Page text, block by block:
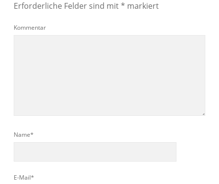
Erforderliche Felder sind mit* markiert
Kommentar
Name*
E-Mail*